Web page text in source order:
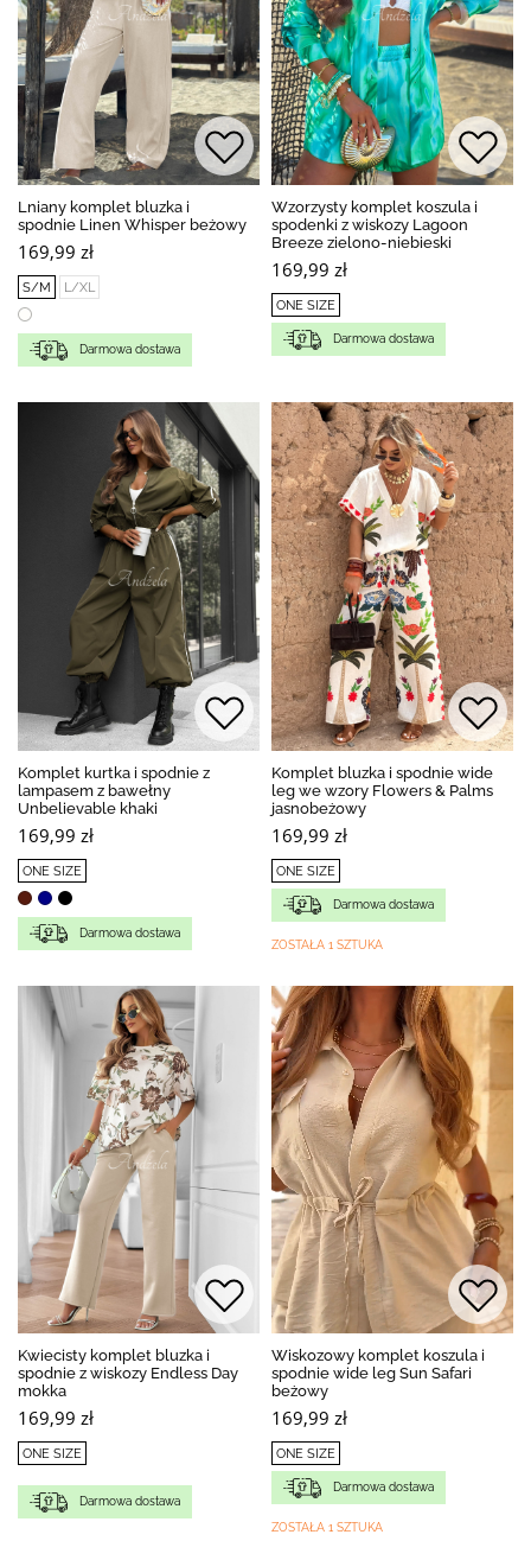
Lniany komplet bluzka i
spodnie Linen Whisper beżowy
169,99 zł
S/M L/XL
Darmowa dostawa
Wzorzysty komplet koszula i
spodenki z wiskozy Lagoon
Breeze zielono-niebieski
169,99 zł
ONE SIZE
Darmowa dostawa
Komplet kurtka i spodnie z
lampasem z bawełny
Unbelievable khaki
169,99 zł
ONE SIZE
Darmowa dostawa
Komplet bluzka i spodnie wide
leg we wzory Flowers & Palms
jasnobeżowy
169,99 zł
ONE SIZE
Darmowa dostawa
ZOSTAŁA 1 SZTUKA
Kwiecisty komplet bluzka i
spodnie z wiskozy Endless Day
mokka
169,99 zł
ONE SIZE
Darmowa dostawa
Wiskozowy komplet koszula i
spodnie wide leg Sun Safari
beżowy
169,99 zł
ONE SIZE
Darmowa dostawa
ZOSTAŁA 1 SZTUKA